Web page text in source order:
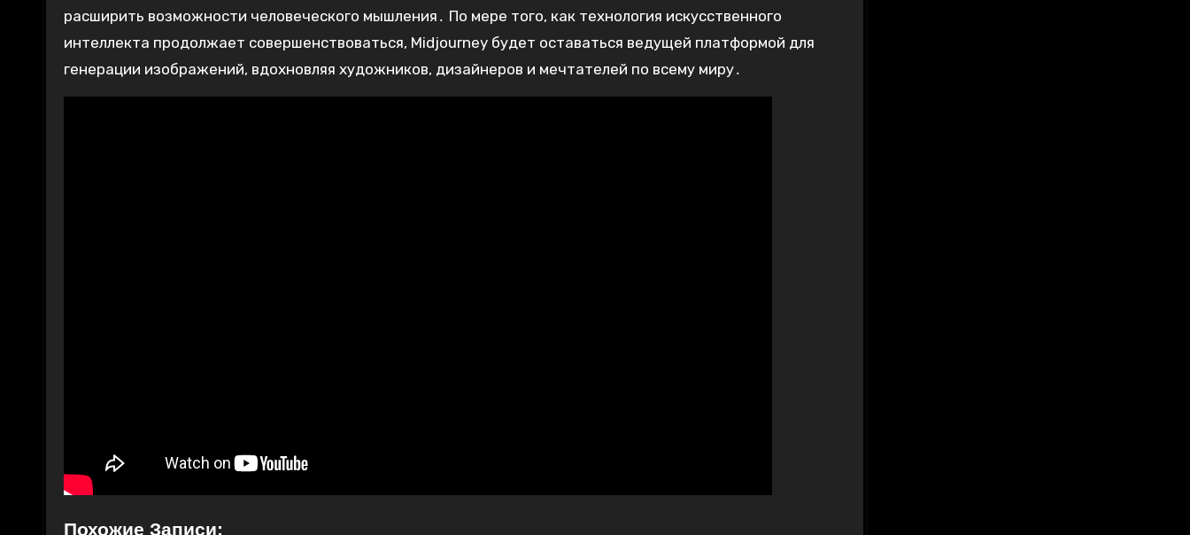
расширить возможности человеческого мышления․ По мере того, как технология искусственного
интеллекта продолжает совершенствоваться, Midjourney будет оставаться ведущей платформой для
генерации изображений, вдохновляя художников, дизайнеров и мечтателей по всему миру․
Похожие Записи: